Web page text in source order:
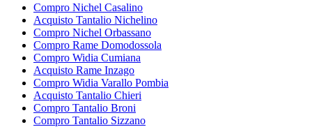
Compro Nichel Casalino
Acquisto Tantalio Nichelino
Compro Nichel Orbassano
Compro Rame Domodossola
Compro Widia Cumiana
Acquisto Rame Inzago
Compro Widia Varallo Pombia
Acquisto Tantalio Chieri
Compro Tantalio Broni
Compro Tantalio Sizzano